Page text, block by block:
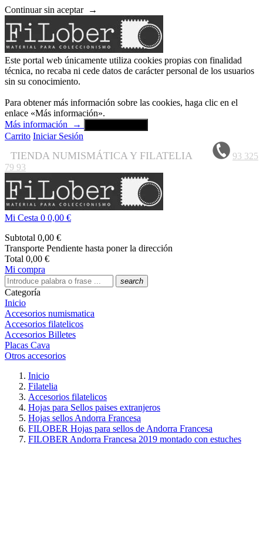
Continuar sin aceptar →
Este portal web únicamente utiliza cookies propias con finalidad
técnica, no recaba ni cede datos de carácter personal de los usuarios
sin su conocimiento.
Para obtener más información sobre las cookies, haga clic en el
enlace «Más información».
Más información
→
Carrito Iniciar Sesión
TIENDA NUMISMÁTICA Y FILATELIA
93 325
79 93
Mi Cesta 0 0,00 €
Subtotal 0,00 €
Transporte Pendiente hasta poner la dirección
Total 0,00 €
Mi compra
search
Categoría
Inicio
Accesorios numismatica
Accesorios filatelicos
Accesorios Billetes
Placas Cava
Otros accesorios
Inicio
Filatelia
Accesorios filatelicos
Hojas para Sellos paises extranjeros
Hojas sellos Andorra Francesa
FILOBER Hojas para sellos de Andorra Francesa
FILOBER Andorra Francesa 2019 montado con estuches